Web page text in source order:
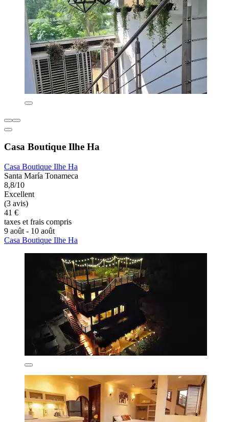
Casa Boutique Ilhe Ha
Casa Boutique Ilhe Ha
Santa María Tonameca
8,8/10
Excellent
(3 avis)
41 €
taxes et frais compris
9 août - 10 août
Casa Boutique Ilhe Ha